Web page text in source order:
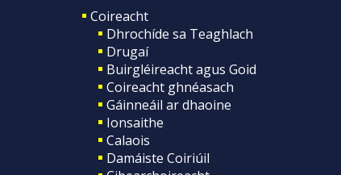
Coireacht
Dhrochíde sa Teaghlach
Drugaí
Buirgléireacht agus Goid
Coireacht ghnéasach
Gáinneáil ar dhaoine
Ionsaithe
Calaois
Damáiste Coiriúil